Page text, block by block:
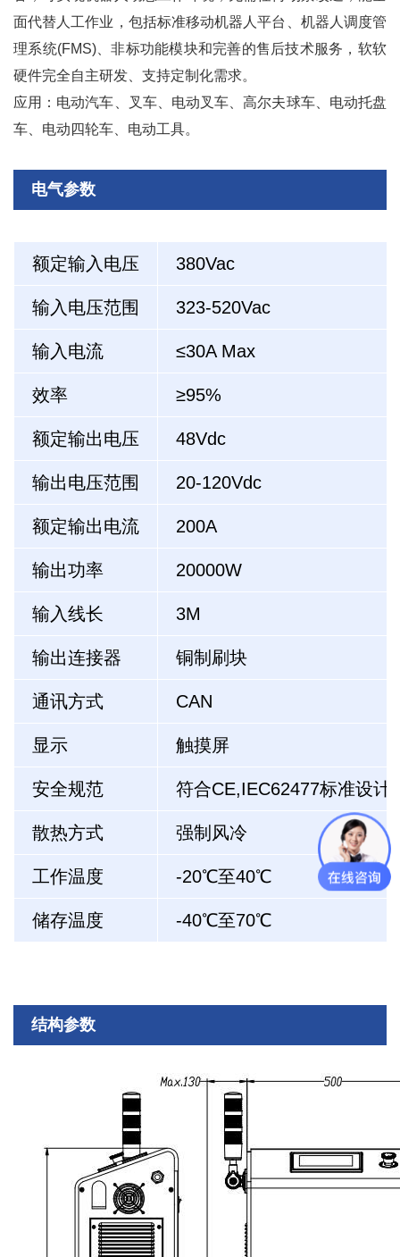
面代替人工作业，包括标准移动机器人平台、机器人调度管
理系统(FMS)、非标功能模块和完善的售后技术服务，软软
硬件完全自主研发、支持定制化需求。
应用：电动汽车、叉车、电动叉车、高尔夫球车、电动托盘
车、电动四轮车、电动工具。
电气参数
额定输入电压 380Vac
输入电压范围 323-520Vac
输入电流 ≤30A Max
效率 ≥95%
额定输出电压 48Vdc
输出电压范围 20-120Vdc
额定输出电流 200A
输出功率 20000W
输入线长 3M
输出连接器 铜制刷块
通讯方式 CAN
显示 触摸屏
安全规范 符合CE,IEC62477标准设计
散热方式 强制风冷
工作温度 -20℃至40℃
储存温度 -40℃至70℃
结构参数